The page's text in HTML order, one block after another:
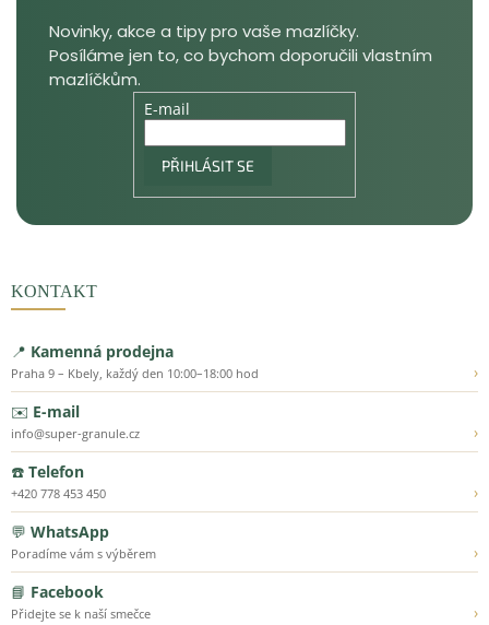
E-mail
PŘIHLÁSIT SE
KONTAKT
📍 Kamenná prodejna
Praha 9 – Kbely, každý den 10:00–18:00 hod
›
✉️ E-mail
info@super-granule.cz
›
☎️ Telefon
+420 778 453 450
›
💬 WhatsApp
Poradíme vám s výběrem
›
📘 Facebook
Přidejte se k naší smečce
›